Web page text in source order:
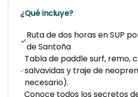
¿Qué incluye?
Ruta de dos horas en SUP
de Santoña
Tabla de paddle surf, remo,
salvavidas y traje de
necesario).
Conoce todos los secretos